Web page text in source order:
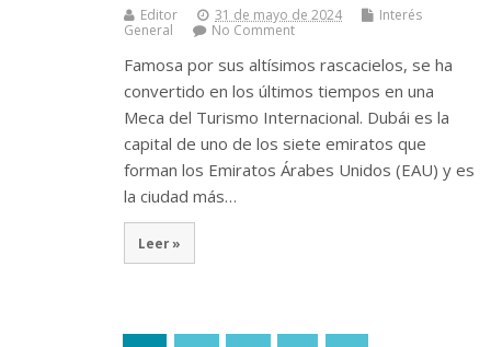
Editor 31 de mayo de 2024
Interés
General
No Comment
Famosa por sus altísimos rascacielos, se ha
convertido en los últimos tiempos en una
Meca del Turismo Internacional. Dubái es la
capital de uno de los siete emiratos que
forman los Emiratos Árabes Unidos (EAU) y es
la ciudad más…
Leer »